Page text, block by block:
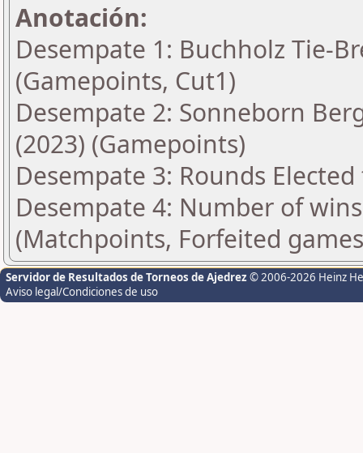
Anotación:
Desempate 1: Buchholz Tie-
(Gamepoints, Cut1)
Desempate 2: Sonneborn
(2023) (Gamepoints)
Desempate 3: Rounds Elected
Desempate 4: Number of
(Matchpoints, Forfeited
Servidor de Resultados de Torneos de Ajedrez © 2006-2026 Heinz
Aviso legal/Condiciones de uso